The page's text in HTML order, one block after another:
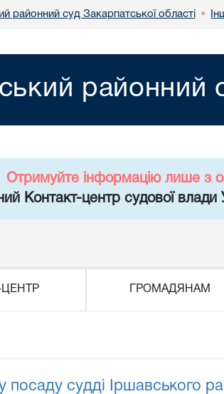
районний суд Закарпатської області •
районний
Отримуйте інформацію лише з
Контакт-центр судової влади
ЦЕНТР ГРОМАДЯНАМ
посаду судді Іршавського